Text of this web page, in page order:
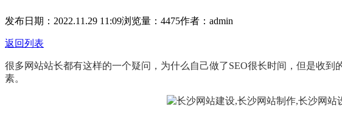
发布日期：2022.11.29 11:09浏览量：4475作者：admin
返回列表
很多网站站长都有这样的一个疑问，为什么自己做了SEO很长时间，但是收
素。